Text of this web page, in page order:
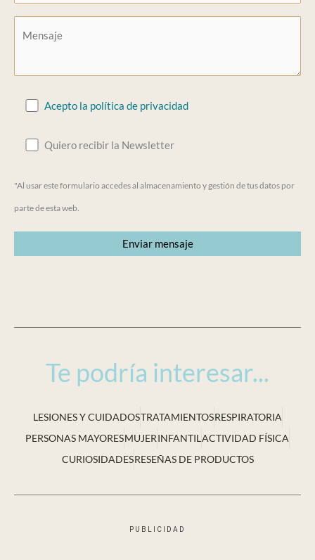
Acepto la política de privacidad
Quiero recibir la Newsletter
"Al usar este formulario accedes al almacenamiento y gestión de tus datos por
parte de esta web.
Te podría interesar...
LESIONES Y CUIDADOSTRATAMIENTOSRESPIRATORIA
PERSONAS MAYORESMUJERINFANTILACTIVIDAD FÍSICA
CURIOSIDADESRESEÑAS DE PRODUCTOS
PUBLICIDAD